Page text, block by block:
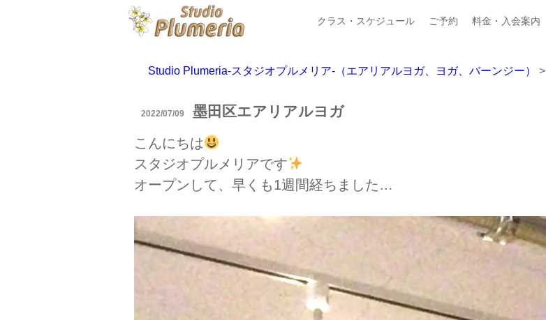
クラス・スケジュール ご予約 料金・入会案内
Studio Plumeria-スタジオプルメリア-（エアリアルヨガ、ヨガ、バーンジー） >
2022/07/09 墨田区エアリアルヨガ
こんにちは
スタジオプルメリアです
オープンして、早くも1週間経ちました…